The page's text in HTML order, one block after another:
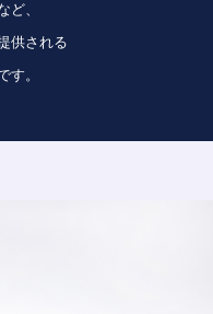
ど、
供される
す。